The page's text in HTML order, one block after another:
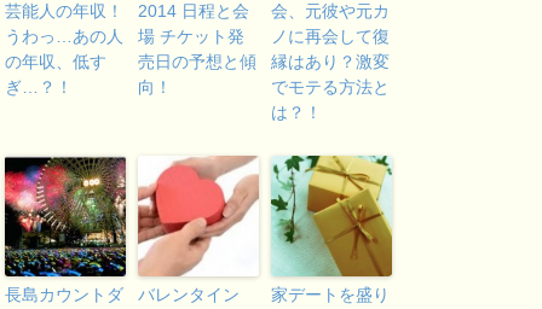
芸能人の年収！
うわっ…あの人
の年収、低す
ぎ…？！
2014 日程と会
場 チケット発
売日の予想と傾
向！
会、元彼や元カ
ノに再会して復
縁はあり？激変
でモテる方法と
は？！
長島カウントダ
バレンタイン
家デートを盛り